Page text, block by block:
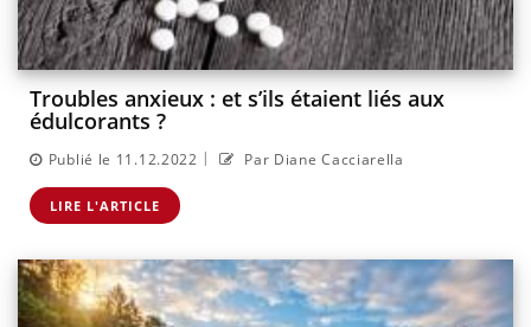
Troubles anxieux : et s’ils étaient liés aux
édulcorants ?
Publié le 11.12.2022 | Par Diane Cacciarella
LIRE L'ARTICLE